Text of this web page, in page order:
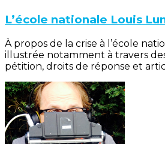
L’école nationale Louis
À propos de la crise à l’école
illustrée notamment à travers
pétition, droits de réponse et